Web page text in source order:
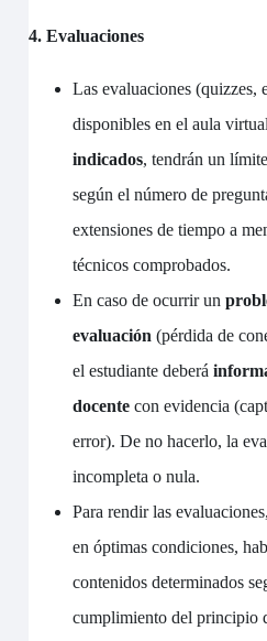
4. Evaluaciones
Las evaluaciones (quizzes,
disponibles en el aula
indicados, tendrán un
según el número de
extensiones de tiempo a
técnicos comprobados.
En caso de ocurrir un
evaluación (pérdida de
el estudiante deberá
docente con evidencia
error). De no hacerlo, la
incompleta o nula.
Para rendir las
en óptimas condiciones,
contenidos determinados
cumplimiento del principio